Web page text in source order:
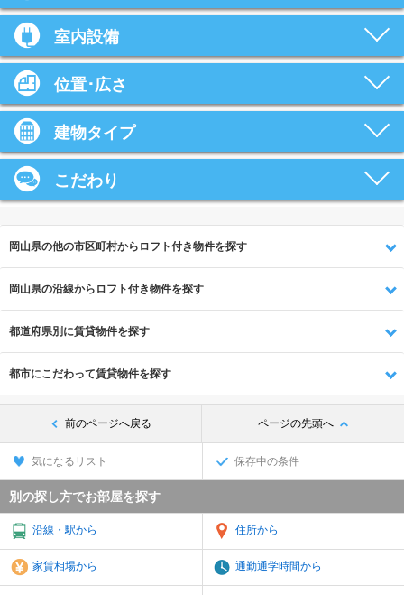
室内設備
位置･広さ
建物タイプ
こだわり
岡山県の他の市区町村からロフト付き物件を探す
岡山県の沿線からロフト付き物件を探す
都道府県別に賃貸物件を探す
都市にこだわって賃貸物件を探す
前のページへ戻る ページの先頭へ
気になるリスト 保存中の条件
別の探し方でお部屋を探す
沿線・駅から 住所から
家賃相場から 通勤通学時間から